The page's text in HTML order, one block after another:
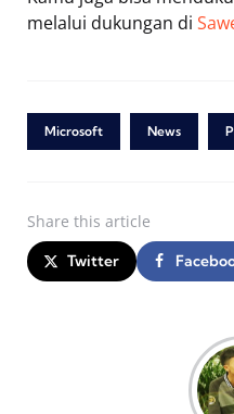
melalui dukungan di
Microsoft News
Share this article
Twitter